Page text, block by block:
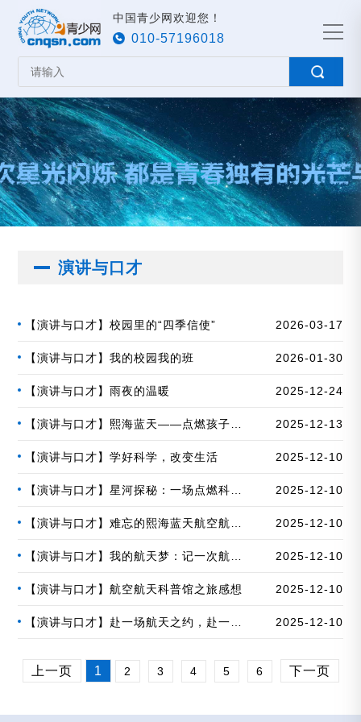
中国青少网欢迎您！
010-57196018
演讲与口才
【演讲与口才】校园里的“四季信使” 2026-03-17
【演讲与口才】我的校园我的班 2026-01-30
【演讲与口才】雨夜的温暖 2025-12-24
飞天梦想
2025-12-13
【演讲与口才】学好科学，改变生活 2025-12-10
梦想的航天科普之旅
2025-12-10
科普馆之旅
2025-12-10
航空科普馆之旅
2025-12-10
【演讲与口才】航空航天科普馆之旅感想 2025-12-10
2025-12-10
上一页 1 2 3 4 5 6 下一页